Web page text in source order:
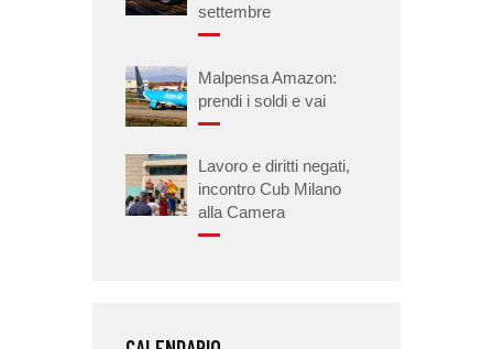
settembre
Malpensa Amazon:
prendi i soldi e vai
Lavoro e diritti negati,
incontro Cub Milano
alla Camera